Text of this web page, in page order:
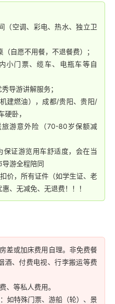
（空调、彩电、热水、独立卫
自愿不用餐，不退餐费）；
门票、缆车、电瓶车等自
导游讲解服务；
建燃油），成都/贵阳、贵阳/
卧，
游意外险（70-80岁保额减
证游览用车舒适度，会在当
游全程陪同
价，所有证件（如学生证、老
、无减免、无退费！！！
差或加床费用自理。非免费餐
酒、付费电视、行李搬运等费
、等私人费用。
如特殊门票、游船（轮）、景